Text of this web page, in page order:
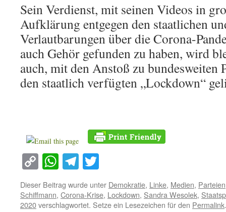
Sein Verdienst, mit seinen Videos in
Aufklärung entgegen den staatlichen
Verlautbarungen über die Corona-
auch Gehör gefunden zu haben, wird
auch, mit den Anstoß zu bundesweiten
den staatlich verfügten „Lockdown“
Copy
Link
WhatsApp
Telegram
Dieser Beitrag wurde unter Demokratie, Linke, Medien, Parteien
Schiffmann, Corona-Krise, Lockdown, Sandra Wesolek,
2020verschlagwortet. Setze ein Lesezeichen für den Permalink.